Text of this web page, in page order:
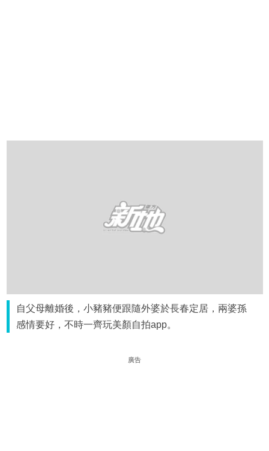
自父母離婚後，小豬豬便跟隨外婆於長春定居，兩婆孫
感情要好，不時一齊玩美顏自拍app。
廣告